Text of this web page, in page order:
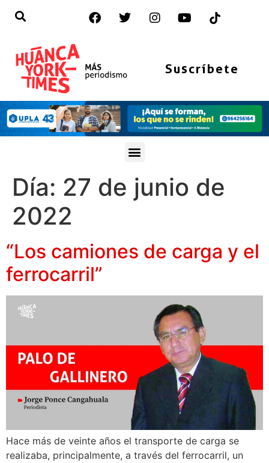
Suscríbete
Día: 27 de junio de
2022
“Los camiones de carga y el
ferrocarril”
Hace más de veinte años el transporte de carga se
realizaba, principalmente, a través del ferrocarril, un